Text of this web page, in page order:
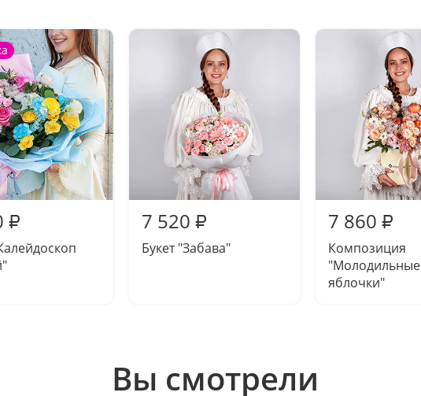
₽ 7 520 ₽
Букет "Забава"
7 860 ₽
Композиция
"Молодильные
яблочки"
Вы смотрели